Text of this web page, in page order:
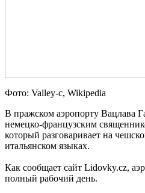
Фото: Valley-c, Wikipedia
В пражском аэропорту Вацлава
немецко-французским
который разговаривает на
итальянском языках.
Как сообщает сайт Lidovky.cz,
полный рабочий день.